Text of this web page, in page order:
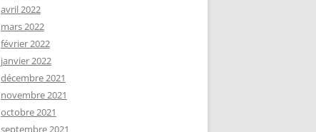
avril 2022
mars 2022
février 2022
janvier 2022
décembre 2021
novembre 2021
octobre 2021
septembre 2021